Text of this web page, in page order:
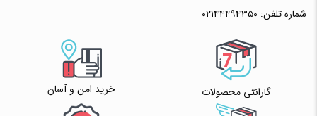
✧ چت با پشتیبان واتس آپ
شماره تلفن: ۰۲۱۴۴۴۹۴۳۵۰
گارانتی محصولات خرید امن و آسان